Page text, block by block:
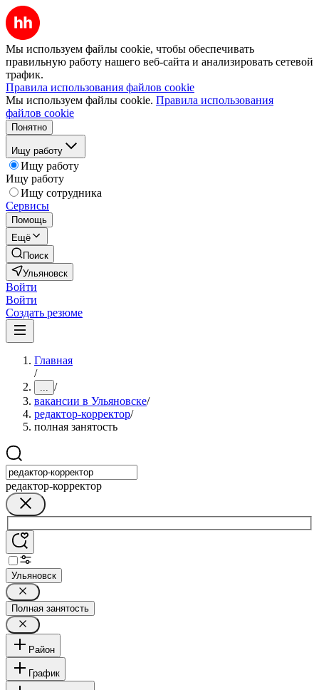
Мы используем файлы cookie, чтобы обеспечивать
правильную работу нашего веб-сайта и анализировать сетевой
трафик.
Правила использования файлов cookie
Мы используем файлы cookie. Правила использования
файлов cookie
Понятно
Ищу работу
Ищу работу
Ищу работу
Ищу сотрудника
Сервисы
Помощь
Ещё
Поиск
Ульяновск
Войти
Войти
Создать резюме
Главная
/
... /
вакансии в Ульяновске/
редактор-корректор/
полная занятость
редактор-корректор
Ульяновск
Полная занятость
Район
График